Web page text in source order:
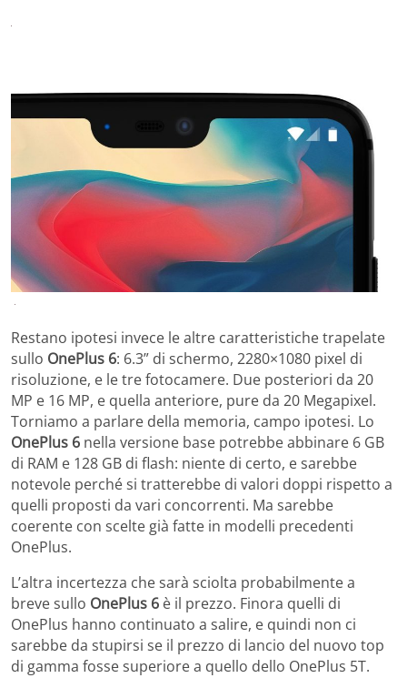
Restano ipotesi invece le altre caratteristiche trapelate
sullo OnePlus 6: 6.3” di schermo, 2280×1080 pixel di
risoluzione, e le tre fotocamere. Due posteriori da 20
MP e 16 MP, e quella anteriore, pure da 20 Megapixel.
Torniamo a parlare della memoria, campo ipotesi. Lo
OnePlus 6 nella versione base potrebbe abbinare 6 GB
di RAM e 128 GB di flash: niente di certo, e sarebbe
notevole perché si tratterebbe di valori doppi rispetto a
quelli proposti da vari concorrenti. Ma sarebbe
coerente con scelte già fatte in modelli precedenti
OnePlus.
L’altra incertezza che sarà sciolta probabilmente a
breve sullo OnePlus 6 è il prezzo. Finora quelli di
OnePlus hanno continuato a salire, e quindi non ci
sarebbe da stupirsi se il prezzo di lancio del nuovo top
di gamma fosse superiore a quello dello OnePlus 5T.